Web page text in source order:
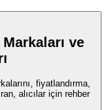
ve
fiyatlandırma,
alıcılar için rehber